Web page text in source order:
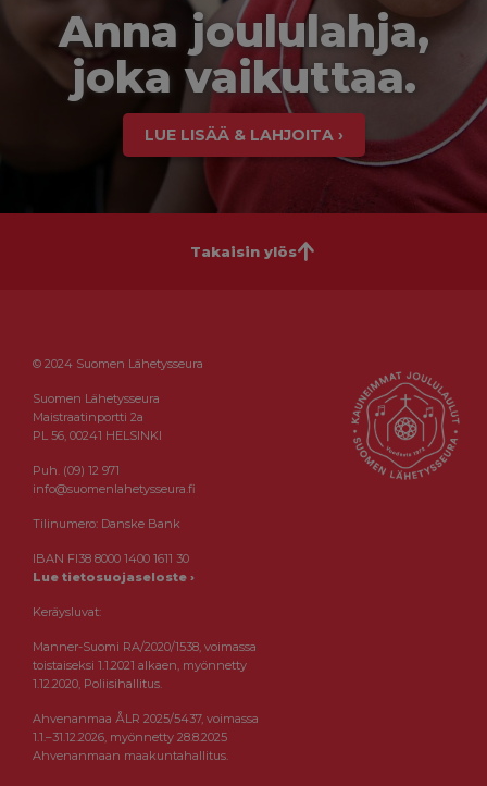
Anna joululahja,
joka vaikuttaa.
LUE LISÄÄ & LAHJOITA ›
Takaisin ylös
© 2024 Suomen Lähetysseura
Suomen Lähetysseura
Maistraatinportti 2a
PL 56, 00241 HELSINKI
Puh. (09) 12 971
info@suomenlahetysseura.fi
Tilinumero: Danske Bank
IBAN FI38 8000 1400 1611 30
Lue tietosuojaseloste ›
Keräysluvat:
Manner-Suomi RA/2020/1538, voimassa
toistaiseksi 1.1.2021 alkaen, myönnetty
1.12.2020, Poliisihallitus.
Ahvenanmaa ÅLR 2025/5437, voimassa
1.1.–31.12.2026, myönnetty 28.8.2025
Ahvenanmaan maakuntahallitus.